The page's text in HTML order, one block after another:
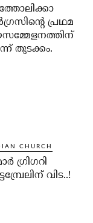
പ്രഥമ
തുടക്കം.
CHURCH
ഗ്രിഗറി
വിട..!